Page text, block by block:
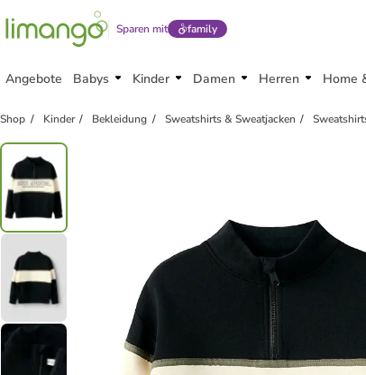
Sparen mit family
Angebote Babys Kinder Damen Herren Home
Shop Kinder Bekleidung Sweatshirts & Sweatjacken